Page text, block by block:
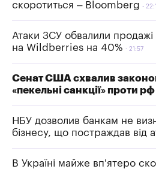
скоротиться – Bloomberg
Атаки ЗСУ обвалили продажі
на Wildberries на 40%
21:57
Сенат США схвалив
«пекельні санкції» проти рф
НБУ дозволив банкам не
бізнесу, що постраждав від
В Україні майже вп'ятеро